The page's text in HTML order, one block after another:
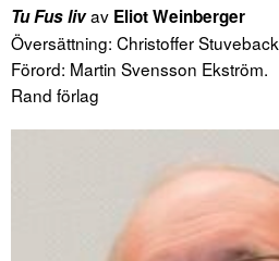
Tu Fus livav Eliot Weinberger
Översättning: Christoffer Stuveback
Förord: Martin Svensson Ekström.
Rand förlag